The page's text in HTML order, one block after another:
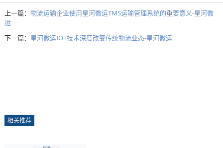
上一篇： 物流运输企业使用星河微运TMS运输管理系统的重要意义-星河微
运
下一篇： 星河微运IOT技术深度改变传统物流业态-星河微运
相关推荐